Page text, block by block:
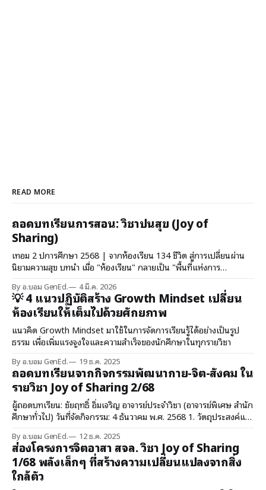
READ MORE
ถอดบทเรียนการสอน: วิชาปันสุข (Joy of
Sharing)
เทอม 2 ปีการศึกษา 2568 | จากห้องเรียน 134 ชีวิต สู่การเปลี่ยนผ่าน
นิยามความสุข บทนำ เมื่อ "ห้องเรียน" กลายเป็น "พื้นที่แห่งการ
By อ.บอม GenEd. 4 มี.ค. 2026
💡 4 แนวปฏิบัติสร้าง Growth Mindset เปลี่ยน
ห้องเรียนให้เต็มไปด้วยศักยภาพ
แนวคิด Growth Mindset มาใช้ในการจัดการเรียนรู้ได้อย่างเป็นรูป
ธรรม เพื่อเพิ่มแรงจูงใจและความสำเร็จของนักศึกษาในทุกรายวิชา
By อ.บอม GenEd. 19 ธ.ค. 2025
ถอดบทเรียนจากกิจกรรมพัฒนากาย-จิต-สังคม ใน
รายวิชา Joy of Sharing 2/68
ผู้ถอดบทเรียน: ชัยฤทธิ์ อิ่มเจริญ อาจารย์ประจำวิชา (อาจารย์พิเศษ สำนัก
ศึกษาทั่วไป) วันที่จัดกิจกรรม: 4 ธันวาคม พ.ศ. 2568 1. วัตถุประสงค์และ
พัฒนาทักษะพื้นฐานที่สำคัญยิ่งต่อชี
By อ.บอม GenEd. 12 ธ.ค. 2025
ส่องโครงการจิตอาสา สจล. วิชา Joy of Sharing
1/68 พลังเล็กๆ ที่สร้างความเปลี่ยนแปลงจากสิ่ง
ใกล้ตัว